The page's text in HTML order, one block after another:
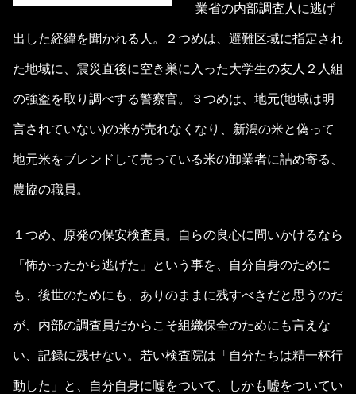
業省の内部調査人に逃げ
出した経緯を聞かれる人。２つめは、避難区域に指定され
た地域に、震災直後に空き巣に入った大学生の友人２人組
の強盗を取り調べする警察官。３つめは、地元(地域は明
言されていない)の米が売れなくなり、新潟の米と偽って
地元米をブレンドして売っている米の卸業者に詰め寄る、
農協の職員。
１つめ、原発の保安検査員。自らの良心に問いかけるなら
「怖かったから逃げた」という事を、自分自身のために
も、後世のためにも、ありのままに残すべきだと思うのだ
が、内部の調査員だからこそ組織保全のためにも言えな
い、記録に残せない。若い検査院は「自分たちは精一杯行
動した」と、自分自身に嘘をついて、しかも嘘をついてい